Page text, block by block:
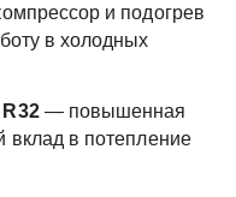
и подогрев
в холодных
— повышенная
в потепление